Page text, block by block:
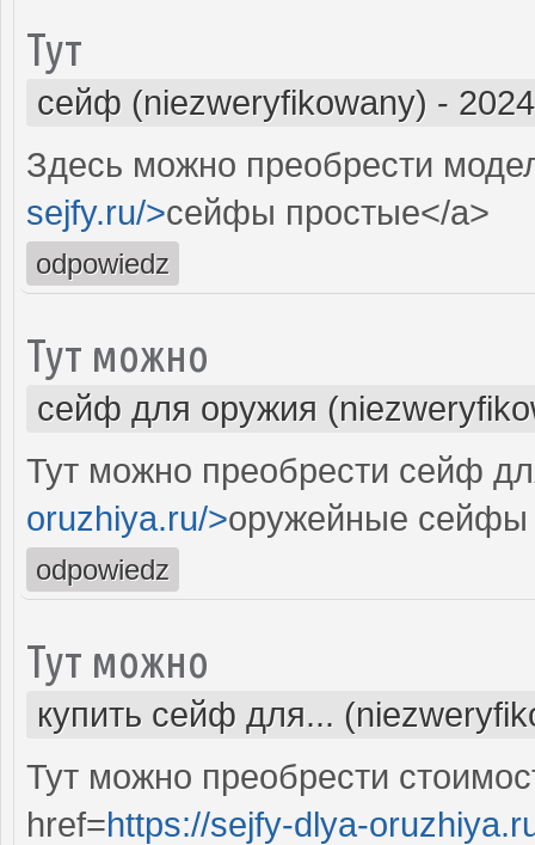
Тут
сейф (niezweryfikowany) -
Здесь можно преобрести
sejfy.ru/>сейфы простые</a>
odpowiedz
Тут можно
сейф для оружия
Тут можно преобрести сейф
oruzhiya.ru/>оружейные сейфы
odpowiedz
Тут можно
купить сейф для...
Тут можно преобрести
href=https://sejfy-dlya-